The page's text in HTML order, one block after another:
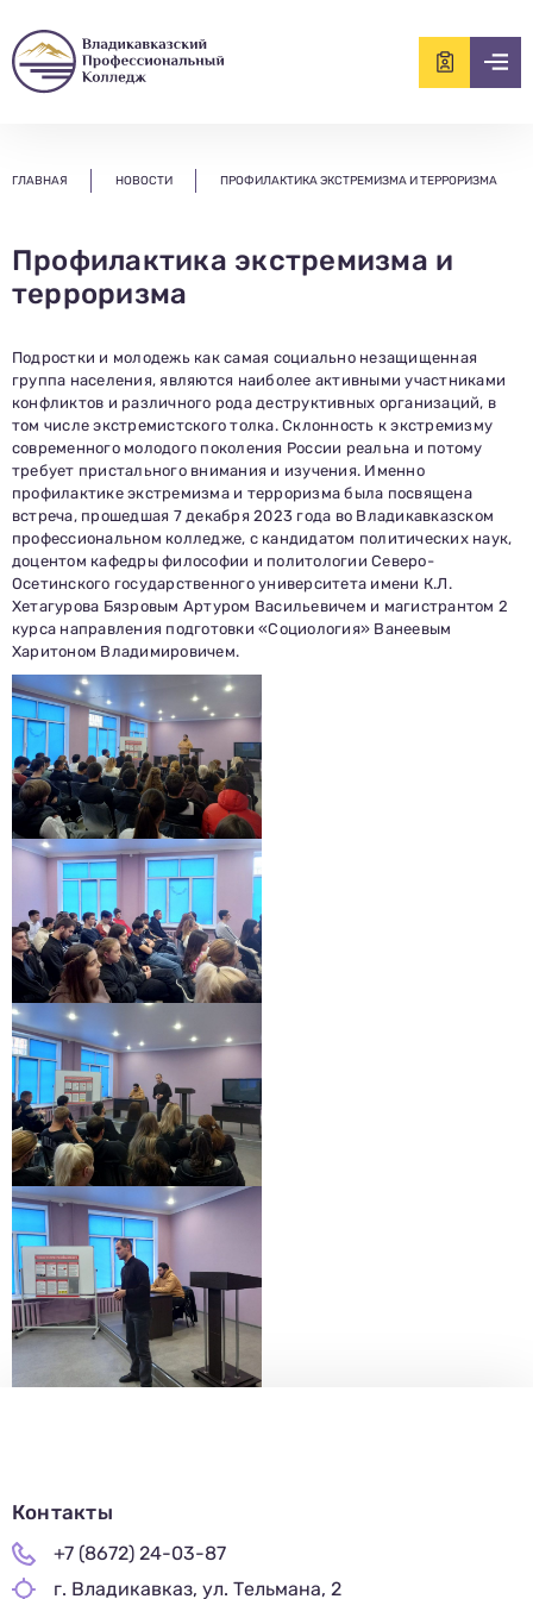
ГЛАВНАЯ НОВОСТИ ПРОФИЛАКТИКА ЭКСТРЕМИЗМА И ТЕРРОРИЗМА
Профилактика экстремизма и
терроризма
Подростки и молодежь как самая социально незащищенная
группа населения, являются наиболее активными участниками
конфликтов и различного рода деструктивных организаций, в
том числе экстремистского толка. Склонность к экстремизму
современного молодого поколения России реальна и потому
требует пристального внимания и изучения. Именно
профилактике экстремизма и терроризма была посвящена
встреча, прошедшая 7 декабря 2023 года во Владикавказском
профессиональном колледже, с кандидатом политических наук,
доцентом кафедры философии и политологии Северо-
Осетинского государственного университета имени К.Л.
Хетагурова Бязровым Артуром Васильевичем и магистрантом 2
курса направления подготовки «Социология» Ванеевым
Харитоном Владимировичем.
Телефон
Почта
Нажимая кнопку «Отправить», я даю согласие на обработку моих персональных
данных в соответствии с Федеральным законом от 27.07.2006 № 152-ФЗ «О
персональных данных», на условиях и для целей, определенных в
отношении обработки персональных данных.
Заполни данные о себе и отправь заявку.
В течение 15-20 минут с вами свяжется специалист
приемной комиссии, ответит на все вопросы и поможет
подобрать интересующую программу обучения.
Подготовь документы для поступления: паспорт, аттестат,
СНИЛС — подать документы можно онлайн или очно.
Контакты
+7 (8672) 24-03-87
г. Владикавказ, ул. Тельмана, 2